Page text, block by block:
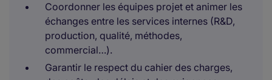
Coordonner les équipes projet et animer les
échanges entre les services internes (R&D,
production, qualité, méthodes,
commercial…).
Garantir le respect du cahier des charges,